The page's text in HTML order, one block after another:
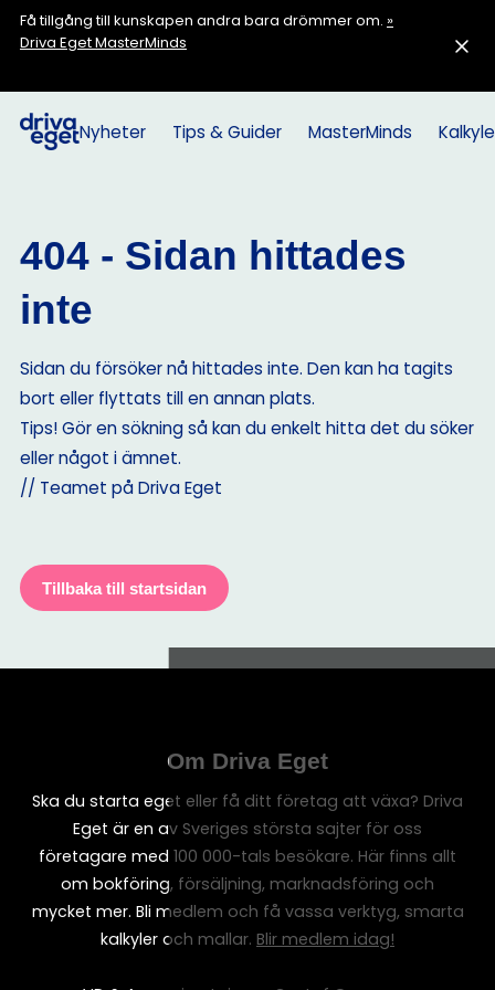
Få tillgång till kunskapen andra bara drömmer om. »
Driva Eget MasterMinds
Nyheter Tips & Guider MasterMinds
404 - Sidan hittades
inte
Sidan du försöker nå hittades inte. Den kan ha tagits
bort eller flyttats till en annan plats.
Tips! Gör en sökning så kan du enkelt hitta det du söker
eller något i ämnet.
// Teamet på Driva Eget
Tillbaka till startsidan
Om Driva Eget
Ska du starta eget eller få ditt företag att växa? Driva
Eget är en av Sveriges största sajter för oss
företagare med 100 000-tals besökare. Här finns allt
om bokföring, försäljning, marknadsföring och
mycket mer. Bli medlem och få vassa verktyg, smarta
kalkyler och mallar. Blir medlem idag!